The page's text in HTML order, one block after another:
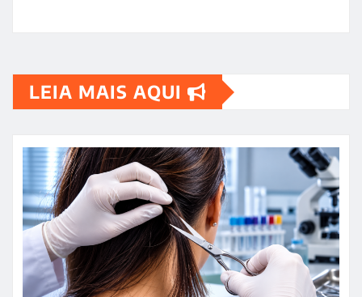
LEIA MAIS AQUI